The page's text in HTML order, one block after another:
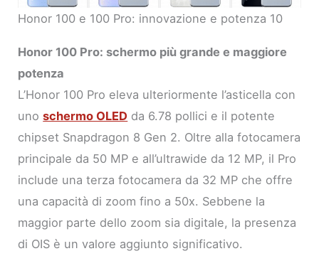
Honor 100 e 100 Pro: innovazione e potenza 10
Honor 100 Pro: schermo più grande e maggiore
potenza
L’Honor 100 Pro eleva ulteriormente l’asticella con
unoschermo OLED da 6.78 pollici e il potente
chipset Snapdragon 8 Gen 2. Oltre alla fotocamera
principale da 50 MP e all’ultrawide da 12 MP, il Pro
include una terza fotocamera da 32 MP che offre
una capacità di zoom fino a 50x. Sebbene la
maggior parte dello zoom sia digitale, la presenza
di OIS è un valore aggiunto significativo.